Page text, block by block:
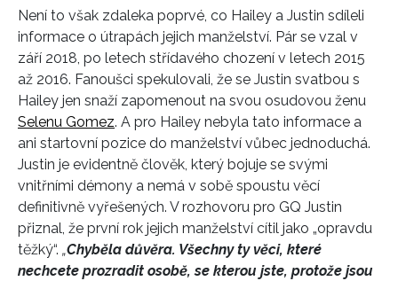
Není to však zdaleka poprvé, co Hailey a Justin sdíleli
informace o útrapách jejich manželství. Pár se vzal v
září 2018, po letech střídavého chození v letech 2015
až 2016. Fanoušci spekulovali, že se Justin svatbou s
Hailey jen snaží zapomenout na svou osudovou ženu
Selenu Gomez. A pro Hailey nebyla tato informace a
ani startovní pozice do manželství vůbec jednoduchá.
Justin je evidentně člověk, který bojuje se svými
vnitřními démony a nemá v sobě spoustu věcí
definitivně vyřešených. V rozhovoru pro GQ Justin
přiznal, že první rok jejich manželství cítil jako „opravdu
těžký“. „Chyběla důvěra. Všechny ty věci, které
nechcete prozradit osobě, se kterou jste, protože jsou